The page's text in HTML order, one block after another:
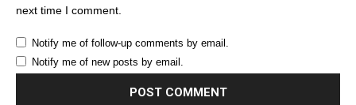
next time I comment.
Notify me of follow-up comments by email.
Notify me of new posts by email.